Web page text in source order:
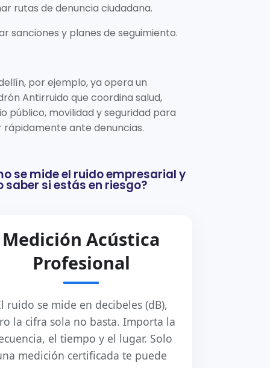
rutas de denuncia ciudadana.
sanciones y planes de seguimiento.
por ejemplo, ya opera un
Antirruido que coordina salud,
público, movilidad y seguridad para
rápidamente ante denuncias.
se mide el ruido empresarial y
saber si estás en riesgo?
Medición Acústica
Profesional
ruido se mide en decibeles (dB),
la cifra sola no basta. Importa la
el tiempo y el lugar. Solo
medición certificada te puede